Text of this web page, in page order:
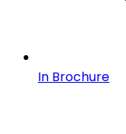
In Brochure